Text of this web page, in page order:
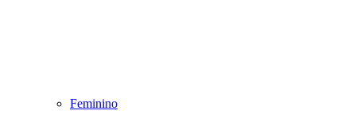
Feminino